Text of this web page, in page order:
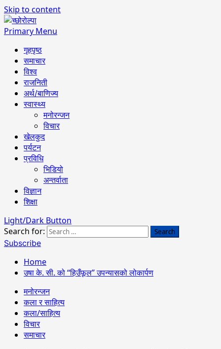
Skip to content
Primary Menu
गृहपृष्ठ
समाचार
विश्व
राजनिती
अर्थ/बाणिज्य
स्वास्थ्य
मनोरन्जन
विचार
खेलकुद
पर्यटन
प्रविधि
भिडियो
अन्तर्वाता
विज्ञान
शिक्षा
Light/Dark Button
Search for:
Subscribe
Home
उषा के. सी. को “हिउँफूल” उपन्यासको लोकार्पण
मनोरन्जन
कला र साहित्य
कला/साहित्य
विचार
समाचार